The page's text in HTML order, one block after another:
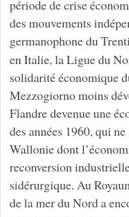
période de crise
des mouvements
germanophone du
en Italie, la Ligue du
solidarité économique
Mezzogiornomoins
Flandre devenue une
des années 1960, qui
Wallonie dont
reconversion
sidérurgique. Au
de la mer du Nord a